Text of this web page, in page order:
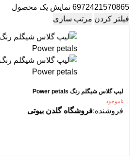
6972421570865 نمایش یک محصول
فیلتر کردن مرتب سازی
لیپ گلاس شیگلم رنگ Power petals
ناموجود
فروشنده:فروشگاه گلدن بیوتی